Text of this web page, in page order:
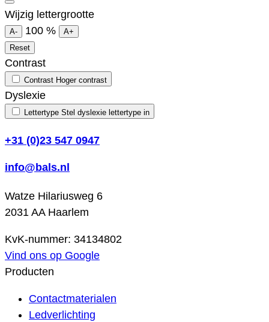
Wijzig lettergrootte
A- 100 %
A+
Reset
Contrast
Contrast Hoger contrast
Dyslexie
Lettertype Stel dyslexie lettertype in
+31 (0)23 547 0947
info@bals.nl
Watze Hilariusweg 6
2031 AA Haarlem
KvK-nummer: 34134802
Vind ons op Google
Producten
Contactmaterialen
Ledverlichting